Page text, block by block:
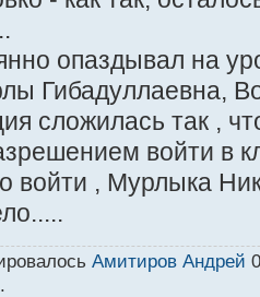
опаздывал на
Гибадуллаевна,
сложилась так ,
войти в
войти , Мурлыка
Амитиров Андрей